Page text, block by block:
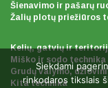
Šienavimo ir pašarų
Žalių plotų priežiūros
Kelių, gatvių ir
Miško ir sodo technika
Grudų valymo,
Kita technika
Siekdami
rinkodaros tikslais